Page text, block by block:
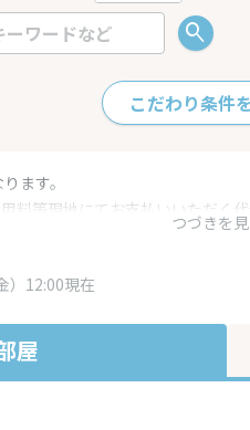
こだわり条件
つづきを
ます。
料等現地にてお支払いいただく
）12:00現在
屋